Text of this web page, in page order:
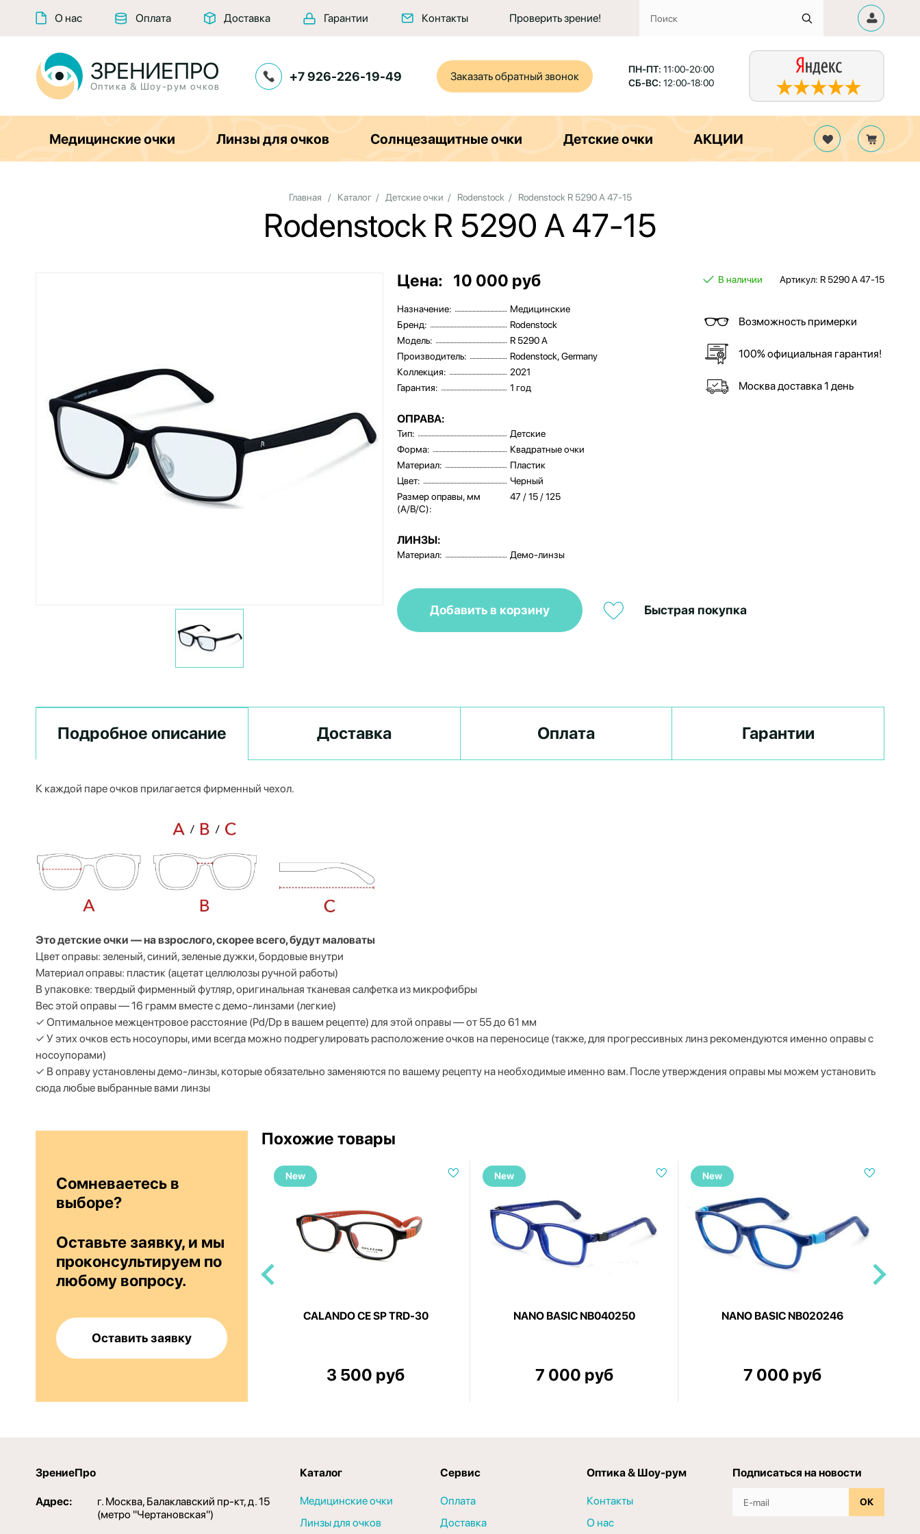
О нас Оплата Доставка Гарантии Контакты Проверить зрение!
ЗРЕНИЕПРО
Оптика & Шоу-рум очков
+7 926-226-19-49 Заказать обратный звонок
ПН-ПТ: 11:00-20:00
СБ-ВС: 12:00-18:00
Медицинские очки Линзы для очков Солнцезащитные очки Детские очки АКЦИИ
Главная / Каталог / Детские очки / Rodenstock /Rodenstock R 5290 A 47-15
Rodenstock R 5290 A 47-15
Цена: 10 000 руб
Назначение:
Медицинские
Бренд:
Rodenstock
Модель:
R 5290 A
Производитель:
Rodenstock, Germany
Коллекция:
2021
Гарантия:
1 год
ОПРАВА:
Тип:
Детские
Форма:
Квадратные очки
Материал:
Пластик
Цвет:
Черный
Размер оправы, мм
(A/B/C):
47 / 15 / 125
ЛИНЗЫ:
Материал: Демо-линзы
В наличии Артикул: R 5290 A 47-15
Возможность примерки
100% официальная гарантия!
Москва доставка 1 день
Добавить в корзину Быстрая покупка
Подробное описание Доставка Оплата Гарантии
К каждой паре очков прилагается фирменный чехол.
Это детские очки — на взрослого, скорее всего, будут маловаты
Цвет оправы: зеленый, синий, зеленые дужки, бордовые внутри
Материал оправы: пластик (ацетат целлюлозы ручной работы)
В упаковке: твердый фирменный футляр, оригинальная тканевая салфетка из микрофибры
Вес этой оправы —16 грамм вместе с демо-линзами (легкие)
✓ Оптимальное межцентровое расстояние (Pd/Dp в вашем рецепте) для этой оправы — от 55 до 61 мм
✓ У этих очков есть носоупоры, ими всегда можно подрегулировать расположение очков на переносице (также, для прогрессивных линз рекомендуются именно оправы с
носоупорами)
✓ В оправу установлены демо-линзы, которые обязательно заменяются по вашему рецепту на необходимые именно вам. После утверждения оправы мы можем установить
сюда любые выбранные вами линзы
Сомневаетесь в
выборе?
Оставьте заявку, и мы
проконсультируем по
любому вопросу.
Оставить заявку
Похожие товары
CALANDO CE SP TRD-24
New
CALANDO CE SP TRD-30
3 500 руб
New
NANO BASIC NB040250
7 000 руб
New
NANO BASIC NB020246
7 000 руб
ЗрениеПро
Адрес:
г. Москва, Балаклавский пр-кт, д. 15
(метро "Чертановская")
Каталог
Медицинские очки
Линзы для очков
Сервис
Оплата
Доставка
Оптика & Шоу-рум
Контакты
О нас
Подписаться на новости
ОК